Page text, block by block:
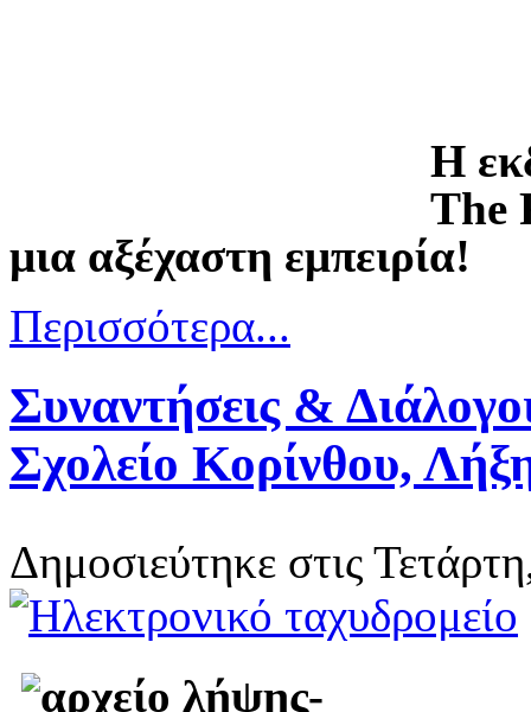
Η
The
μια αξέχαστη εμπειρία!
Περισσότερα...
Συναντήσεις &
Σχολείο Κορίνθου,
Δημοσιεύτηκε στις